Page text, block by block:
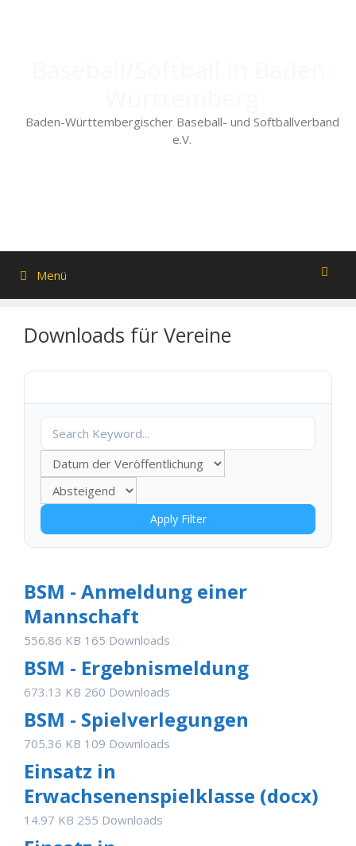
Baden-Württembergischer Baseball- und Softballverband
e.V.
Menü
Downloads für Vereine
Apply Filter
BSM - Anmeldung einer
Mannschaft
556.86 KB 165 Downloads
BSM - Ergebnismeldung
673.13 KB 260 Downloads
BSM - Spielverlegungen
705.36 KB 109 Downloads
Einsatz in
Erwachsenenspielklasse (docx)
14.97 KB 255 Downloads